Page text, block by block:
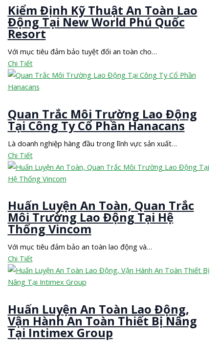
Kiểm Định Kỹ Thuật An Toàn Lao
Động Tại New World Phú Quốc
Resort
Với mục tiêu đảm bảo tuyệt đối an toàn cho…
Chi Tiết
Quan Trắc Môi Trường Lao Động
Tại Công Ty Cổ Phần Hanacans
Là doanh nghiệp hàng đầu trong lĩnh vực sản xuất…
Chi Tiết
Huấn Luyện An Toàn, Quan Trắc
Môi Trường Lao Động Tại Hệ
Thống Vincom
Với mục tiêu đảm bảo an toàn lao động và…
Chi Tiết
Huấn Luyện An Toàn Lao Động,
Vận Hành An Toàn Thiết Bị Nâng
Tại Intimex Group